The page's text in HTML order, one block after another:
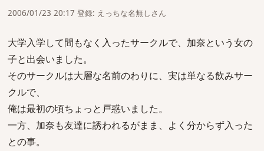
2006/01/23 20:17 登録: えっちな名無しさん
大学入学して間もなく入ったサークルで、加奈という女の
子と出会いました。
そのサークルは大層な名前のわりに、実は単なる飲みサー
クルで、
俺は最初の頃ちょっと戸惑いました。
一方、加奈も友達に誘われるがまま、よく分からず入った
との事。